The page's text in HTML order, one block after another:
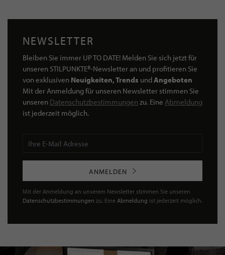
NEWSLETTER
Bleiben Sie immer UP TO DATE! Melden Sie sich jetzt für
unseren STILPUNKTE®-Newsletter an und profitieren Sie
von exklusiven Neuigkeiten, Trends undAngeboten
Mit der Anmeldung für unseren Newsletter stimmen Sie
unseren Datenschutzbestimmungen zu. Eine Abmeldung
ist jederzeit möglich.
ANMELDEN
Mit der Anmeldung an unserem Newsletter stimmen Sie unseren
Datenschutzbestimmungen zu. Eine Abmeldung ist jederzeit möglich.